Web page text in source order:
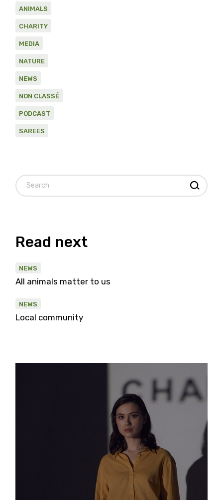
ANIMALS
CHARITY
MEDIA
NATURE
NEWS
NON CLASSÉ
PODCAST
SAREES
Read next
NEWS
All animals matter to us
NEWS
Local community